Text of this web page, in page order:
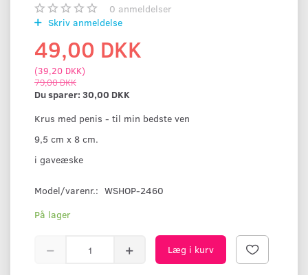
0 anmeldelser
Skriv anmeldelse
49,00 DKK
(39,20 DKK)
79,00 DKK
Du sparer: 30,00 DKK
Krus med penis - til min bedste ven
9,5 cm x 8 cm.
i gaveæske
Model/varenr.: WSHOP-2460
På lager
Læg i kurv